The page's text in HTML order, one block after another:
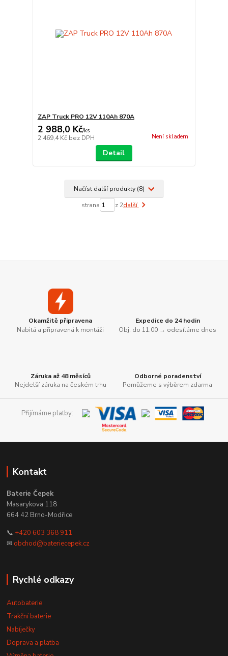
ZAP Truck PRO 12V 110Ah 870A
2 988,0 Kč/ks
2 469,4 Kč bez DPH Není skladem
Detail
Načíst další produkty (8)
strana z 2další
Okamžitě připravena
Nabitá a připravená k montáži
Expedice do 24 hodin
Obj. do 11:00 → odesíláme dnes
Záruka až 48 měsíců
Nejdelší záruka na českém trhu
Odborné poradenství
Pomůžeme s výběrem zdarma
Přijímáme platby:
Kontakt
Baterie Čepek
Masarykova 118
664 42 Brno-Modřice
📞 +420 603 368 911
✉ obchod@bateriecepek.cz
Rychlé odkazy
Autobaterie
Trakční baterie
Nabíječky
Doprava a platba